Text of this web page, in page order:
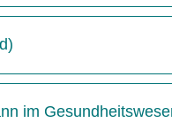
im